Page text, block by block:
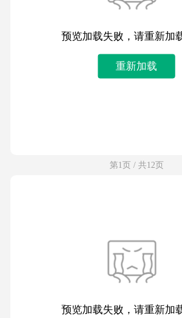
预览加载失败，请重新加
重新加载
第1页 / 共12页
预览加载失败，请重新加